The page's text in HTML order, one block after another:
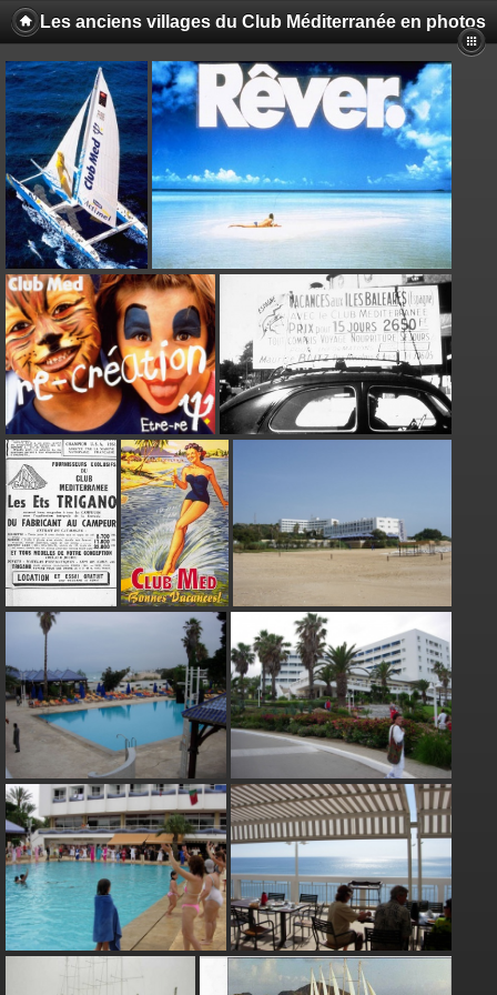
Les anciens villages du Club Méditerranée en photos